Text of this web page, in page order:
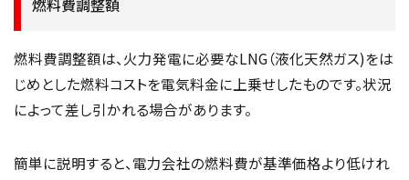
燃料費調整額は、火力発電に必要なLNG（液化天然ガス)をは
じめとした燃料コストを電気料金に上乗せしたものです。状況
によって差し引かれる場合があります。
簡単に説明すると、電力会社の燃料費が基準価格より低けれ